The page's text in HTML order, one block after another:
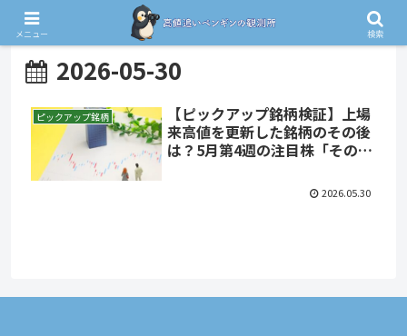
2026-05-30
ピックアップ銘柄
【ピックアップ銘柄検証】上場
来高値を更新した銘柄のその後
は？5月第4週の注目株「その後
2026.05.30
メニュー 検索